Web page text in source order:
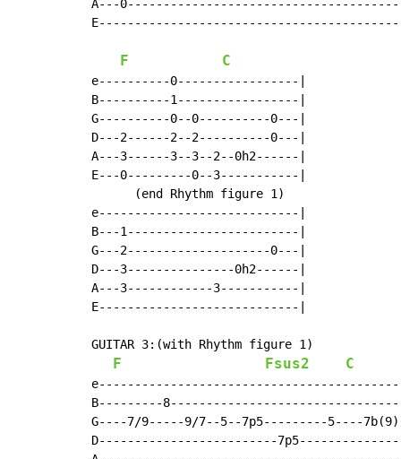
A---
F C
e----------0-----------------|
B----------1-----------------|
G----------0--0----------0---|
D---2------2--2----------0---|
A---3------3--3--2--0h2------|
E---0---------0--3-----------|
      (end Rhythm figure 1)
e----------------------------|
B---1------------------------|
G---2--------------------0---|
D---3---------------0h2------|
A---3------------3-----------|
E----------------------------|
GUITAR 3:(with Rhythm figure 1)
F Fsus2 C
B---------
G----7/9-----9/7--5--7p5---------5----
D-------------------------